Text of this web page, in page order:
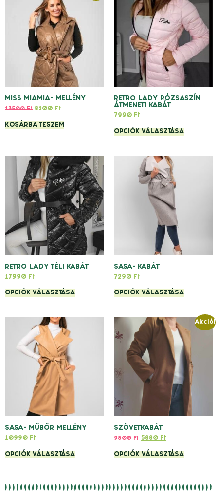
MISS MIAMIA- MELLÉNY
13500Ft 8100 Ft
KOSÁRBA TESZEM
RETRO LADY RÓZSASZÍN
ÁTMENETI KABÁT
7990 Ft
OPCIÓK VÁLASZTÁSA
RETRO LADY TÉLI KABÁT
17990 Ft
OPCIÓK VÁLASZTÁSA
SASA- KABÁT
7290 Ft
OPCIÓK VÁLASZTÁSA
SASA- MŰBŐR MELLÉNY
10990 Ft
OPCIÓK VÁLASZTÁSA
Akció!
SZÖVETKABÁT
9800Ft 5880 Ft
OPCIÓK VÁLASZTÁSA